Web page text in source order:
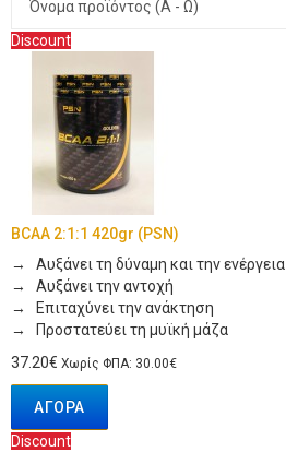
Discount
BCAA 2:1:1 420gr (PSN)
→ Αυξάνει τη δύναμη και την ενέργεια
→ Αυξάνει την αντοχή
→ Επιταχύνει την ανάκτηση
→ Προστατεύει τη μυϊκή μάζα
37.20€ Χωρίς ΦΠΑ: 30.00€
ΑΓΟΡΆ
Discount